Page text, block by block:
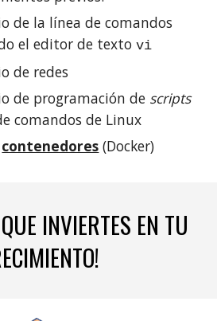
de la línea de comandos
el editor de texto vi
de redes
de programación de scripts
comandos de Linux
contenedores (Docker)
INVIERTES EN TU